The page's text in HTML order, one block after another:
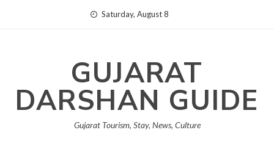
Saturday, August 8
GUJARAT
DARSHAN GUIDE
Gujarat Tourism, Stay, News, Culture